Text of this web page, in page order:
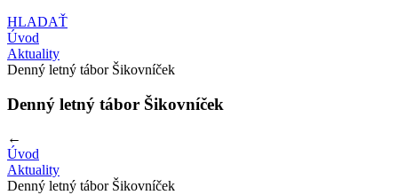
HLADAŤ
Úvod
Aktuality
Denný letný tábor Šikovníček
Denný letný tábor Šikovníček
←
Úvod
Aktuality
Denný letný tábor Šikovníček